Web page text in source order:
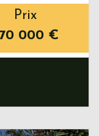
Prix
000 €